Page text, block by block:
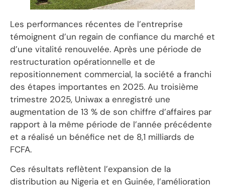
Les performances récentes de l’entreprise
témoignent d’un regain de confiance du marché et
d’une vitalité renouvelée. Après une période de
restructuration opérationnelle et de
repositionnement commercial, la société a franchi
des étapes importantes en 2025. Au troisième
trimestre 2025, Uniwax a enregistré une
augmentation de 13 % de son chiffre d’affaires par
rapport à la même période de l’année précédente
et a réalisé un bénéfice net de 8,1 milliards de
FCFA.
Ces résultats reflètent l’expansion de la
distribution au Nigeria et en Guinée, l’amélioration